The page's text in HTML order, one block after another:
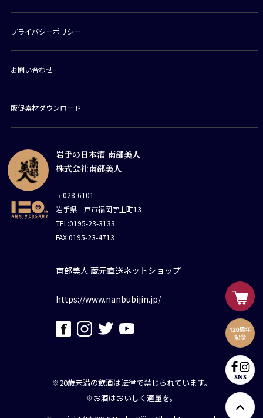
岩手の日本酒 南部美人
株式会社南部美人
〒028-6101
岩手県二戸市福岡字上町13
TEL:0195-23-3133
FAX:0195-23-4713
南部美人 蔵元直送ネットショップ
https://www.nanbubijin.jp/
プライバシーポリシー
お問い合わせ
販促素材ダウンロード
※20歳未満の飲酒は法律で禁じられています。
※お酒はおいしく適量を。